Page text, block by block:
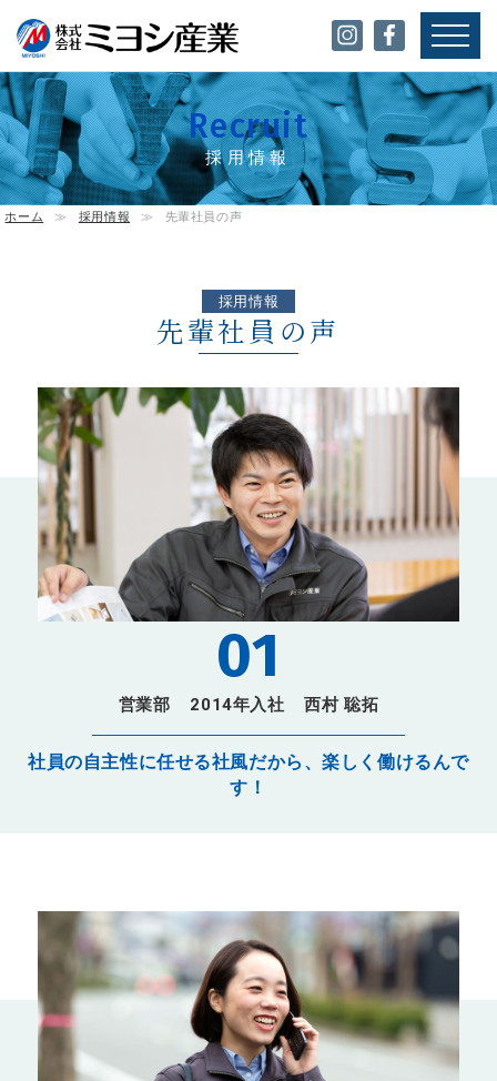
Recruit
採用情報
ホーム ≫ 採用情報 ≫ 先輩社員の声
採用情報
先輩社員の声
01
営業部 2014年入社 西村 聡拓
社員の自主性に任せる社風だから、楽しく働けるんで
す！